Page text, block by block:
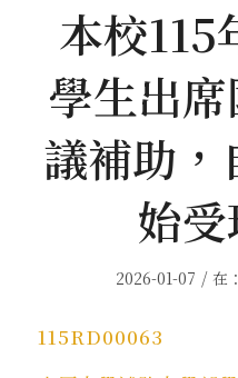
本校115
學生出
議補助，
始
2026-01-07 / 在
115RD00063